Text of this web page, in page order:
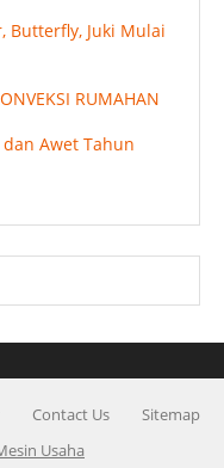
Butterfly, Juki Mulai
RUMAHAN
Awet Tahun
Contact Us
Sitemap
Usaha